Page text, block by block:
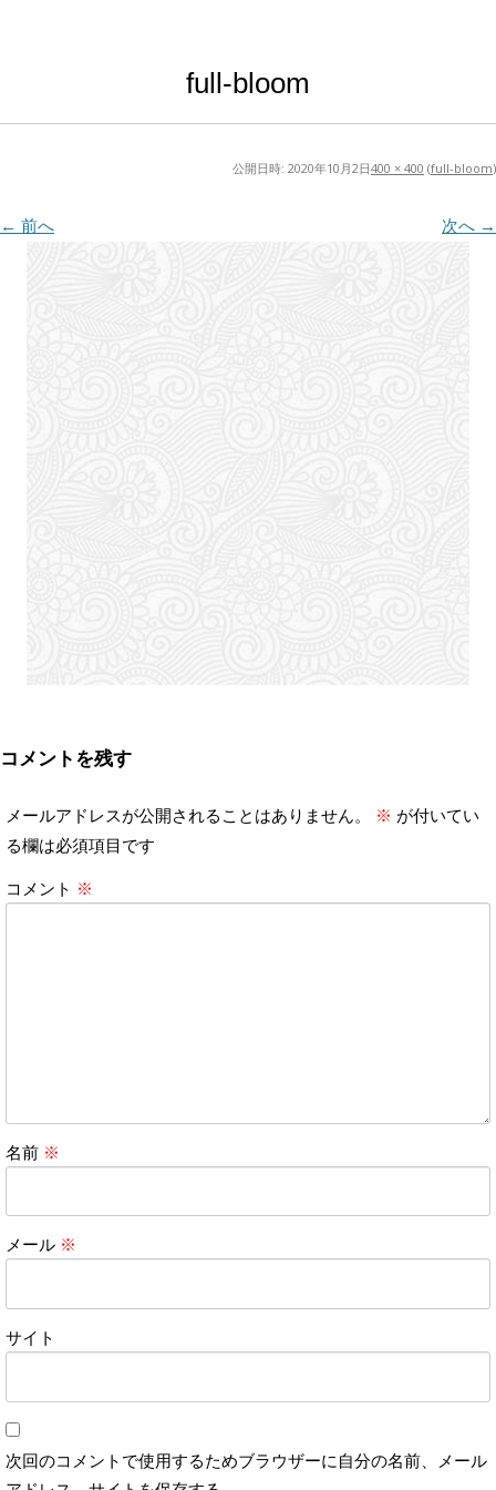
full-bloom
公開日時: 2020年10月2日400 × 400 (full-bloom)
← 前へ 次へ →
コメントを残す
メールアドレスが公開されることはありません。 ※ が付いてい
る欄は必須項目です
コメント ※
名前 ※
メール ※
サイト
次回のコメントで使用するためブラウザーに自分の名前、メール